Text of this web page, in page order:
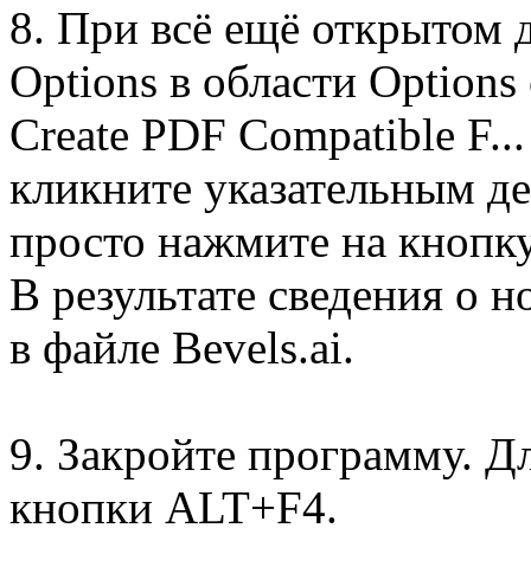
8. При всё ещё открытом
Options в области
Create PDF Compatible
кликните указательным
просто нажмите на
В результате сведения о
в файле Bevels.ai.
9. Закройте программу.
кнопки ALT+F4.